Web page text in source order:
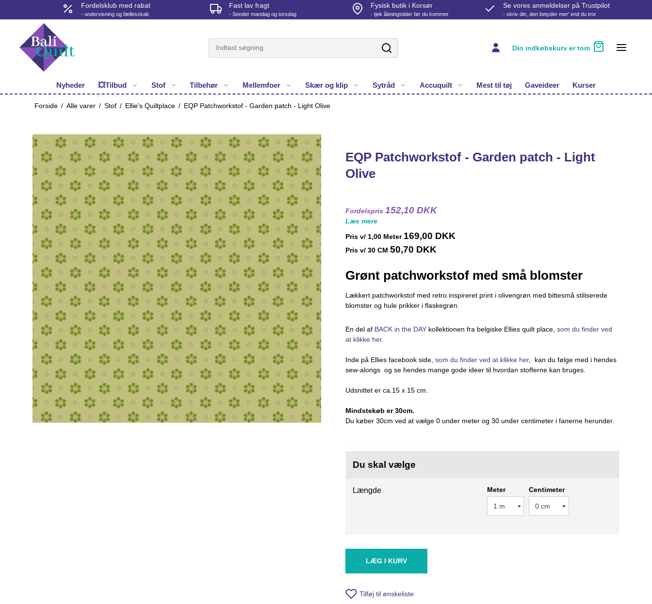
Fordelsklub med rabat
- undervisning og fællesskab
Fast lav fragt
- Sender mandag og torsdag
Fysisk butik i Korsør
- tjek åbningstider før du kommer
Se vores anmeldelser på Trustpilot
- skriv din, den betyder mer' end du tror
Nyheder 💥Tilbud Stof Tilbehør Mellemfoer Skær og klip Sytråd Accuquilt Mest til tøj Gaveideer Kurser
Din indkøbskurv er tom
Forside / Alle varer / Stof / Ellie's Quiltplace / EQP Patchworkstof - Garden patch - Light Olive
EQP Patchworkstof - Garden patch - Light
Olive
Fordelspris 152,10 DKK
Læs mere
Pris v/ 1,00 Meter 169,00 DKK
Pris v/ 30 CM 50,70 DKK
Grønt patchworkstof med små blomster
Lækkert patchworkstof med retro inspireret print i olivengrøn med bittesmå stiliserede
blomster og hule prikker i flaskegrøn.
En del af BACK in the DAY kollektionen fra belgiske Ellies quilt place, som du finder ved
at klikke her.
Inde på Ellies facebook side, som du finder ved at klikke her, kan du følge med i hendes
sew-alongs og se hendes mange gode ideer til hvordan stofferne kan bruges.
Udsnittet er ca.15 x 15 cm.
Mindstekøb er 30cm.
Du køber 30cm ved at vælge 0 under meter og 30 under centimeter i fanerne herunder.
Du skal vælge
Længde Meter Centimeter
LÆG I KURV
Tilføj til ønskeliste